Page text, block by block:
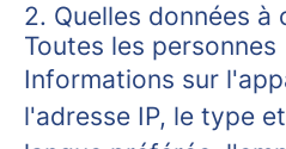
2. Quelles données
Toutes les personnes
Informations sur
l'adresse IP, le type